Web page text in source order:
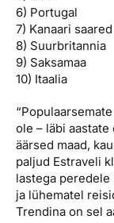
6) Portugal
7) Kanaari
8) Suurbritannia
9) Saksamaa
10) Itaalia
ole – läbi
äärsed maad,
paljud Estraveli
lastega
ja lühematel
Trendina on sel